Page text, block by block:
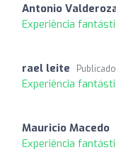
Antonio
Experiência
rael leite
Experiência
Mauricio Macedo
Experiência